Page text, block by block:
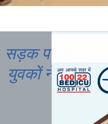
सड़क पर ‘मौत का
युवकों ने उड़ाई